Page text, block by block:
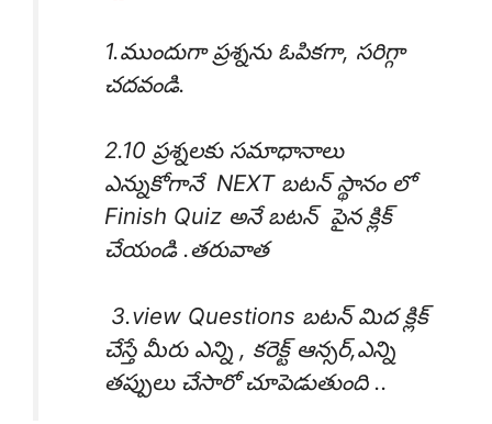
1.ముందుగా ప్రశ్నను ఓపికగా, సరిగ్గా
చదవండి.
2.10 ప్రశ్నలకు సమాధానాలు
ఎన్నుకోగానే NEXT బటన్ స్థానం లో
Finish Quiz అనే బటన్ పైన క్లిక్
చేయండి .తరువాత
3.view Questions బటన్ మిద క్లిక్
చేస్తే మీరు ఎన్ని , కరెక్ట్ ఆన్సర్,ఎన్ని
తప్పులు చేసారో చూపెడుతుంది ..